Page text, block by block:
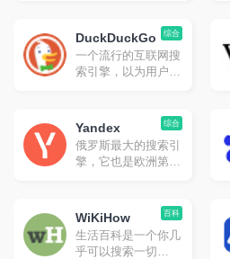
高。
综合
DuckDuckGo
一个流行的互联网搜
索引擎，以为用户提
答案、更少的混乱和
真正的隐私的卓越搜
索体验。在默认情况
下，不会跟踪你的搜
踪你。
综合
Yandex
俄罗斯最大的搜索引
擎，它也是欧洲第二
文结果可能不太准
确。无广告。
百科
WiKiHow
生活百科是一个你几
乎可以搜索一切